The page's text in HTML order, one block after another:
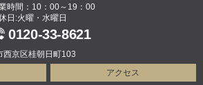
時間：10：00～19：00
日:火曜・水曜日
0120-33-8621
京区桂朝日町103
アクセス